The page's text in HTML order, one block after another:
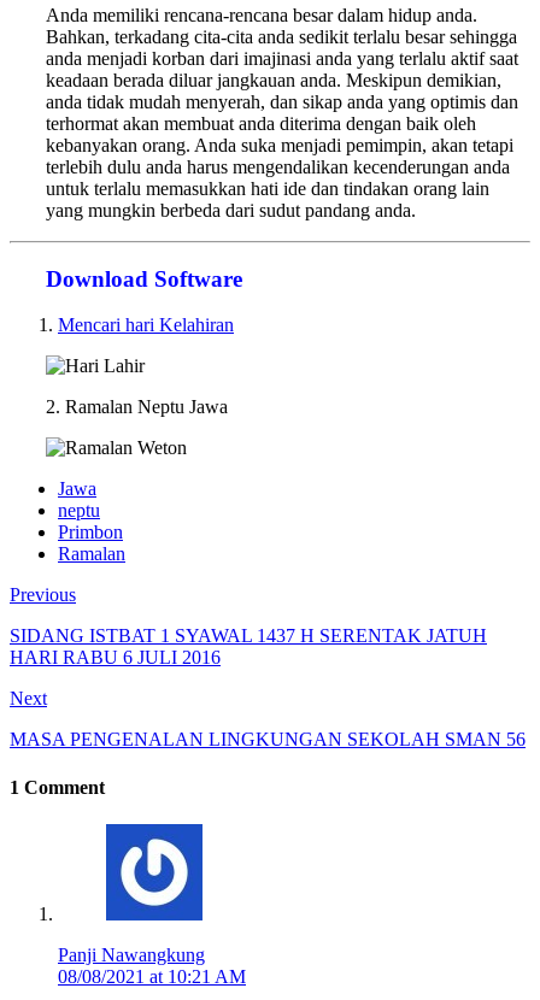
Anda memiliki rencana-rencana besar dalam hidup anda.
Bahkan, terkadang cita-cita anda sedikit terlalu besar sehingga
anda menjadi korban dari imajinasi anda yang terlalu aktif saat
keadaan berada diluar jangkauan anda. Meskipun demikian,
anda tidak mudah menyerah, dan sikap anda yang optimis dan
terhormat akan membuat anda diterima dengan baik oleh
kebanyakan orang. Anda suka menjadi pemimpin, akan tetapi
terlebih dulu anda harus mengendalikan kecenderungan anda
untuk terlalu memasukkan hati ide dan tindakan orang lain
yang mungkin berbeda dari sudut pandang anda.
Download Software
Mencari hari Kelahiran
2. Ramalan Neptu Jawa
Jawa
neptu
Primbon
Ramalan
Previous
SIDANG ISTBAT 1 SYAWAL 1437 H SERENTAK JATUH
HARI RABU 6 JULI 2016
Next
MASA PENGENALAN LINGKUNGAN SEKOLAH SMAN 56
1 Comment
Panji Nawangkung
08/08/2021 at 10:21 AM